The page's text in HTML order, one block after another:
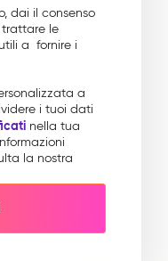
dai il consenso
trattare le
a fornire i
a
i tuoi dati
nella tua
la nostra